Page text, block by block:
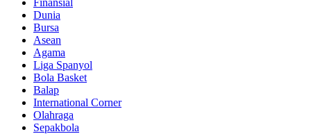
Finansial
Dunia
Bursa
Asean
Agama
Liga Spanyol
Bola Basket
Balap
International Corner
Olahraga
Sepakbola